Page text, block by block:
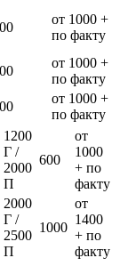
от 1000 +
по факту
от 1000 +
по факту
от 1000 +
по факту
1200
Г /
2000
П
600
от
1000
+ по
факту
2000
Г /
2500
П
1000
от
1400
+ по
факту